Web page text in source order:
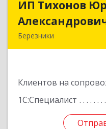
ИП Тихонов
Березники
Клиентов на
1С:Специалист